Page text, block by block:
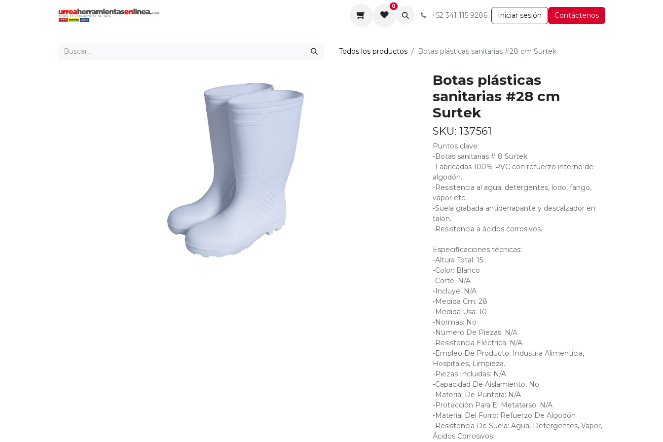
Servicios
0
+52 341 115 9286 Iniciar sesión Contáctenos
Todos los productos Botas plásticas sanitarias #28 cm Surtek
Botas plásticas
sanitarias #28 cm
Surtek
SKU: 137561
Puntos clave:
-Botas sanitarias # 8 Surtek
-Fabricadas 100% PVC con refuerzo interno de
algodón.
-Resistencia al agua, detergentes, lodo, fango,
vapor etc.
-Suela grabada antiderrapante y descalzador en
talón.
-Resistencia a ácidos corrosivos.
Especificaciones técnicas:
-Altura Total: 15
-Color: Blanco
-Corte: N/A
-Incluye: N/A
-Medida Cm: 28
-Medida Usa: 10
-Normas: No
-Número De Piezas: N/A
-Resistencia Eléctrica: N/A
-Empleo De Producto: Industria Alimenticia,
Hospitales, Limpieza.
-Piezas Incluidas: N/A
-Capacidad De Aislamiento: No
-Material De Puntera: N/A
-Protección Para El Metatarso: N/A
-Material Del Forro: Refuerzo De Algodón
-Resistencia De Suela: Agua, Detergentes, Vapor,
Ácidos Corrosivos